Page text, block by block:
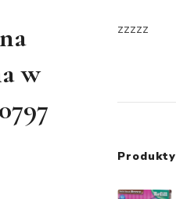
w
zzzzz
Produkty